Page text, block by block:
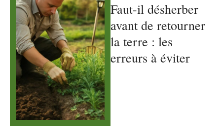
Faut-il désherber
avant de retourner
la terre : les
erreurs à éviter